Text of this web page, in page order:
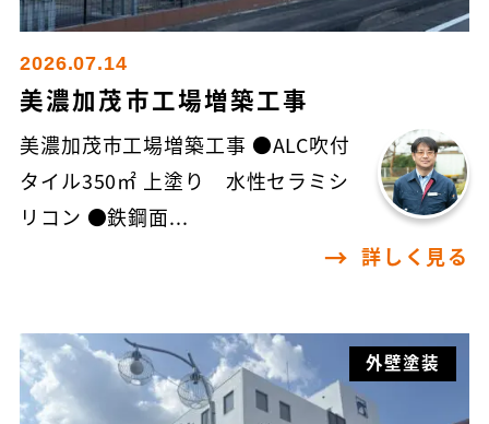
2026.07.14
美濃加茂市工場増築工事
美濃加茂市工場増築工事 ●ALC吹付
タイル350㎡ 上塗り 水性セラミシ
リコン ●鉄鋼面...
詳しく見る
外壁塗装